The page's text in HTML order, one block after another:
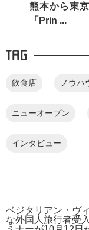
熊本から東
「Prin ...
TAG
飲食店 ノウハ
ニューオープン
インタビュー
ベジタリアン・ヴ
な外国人旅行者受